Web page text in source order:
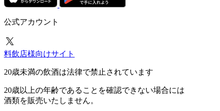
公式アカウント
料飲店様向けサイト
20歳未満の飲酒は法律で禁止されています
20歳以上の年齢であることを確認できない場合には
酒類を販売いたしません。